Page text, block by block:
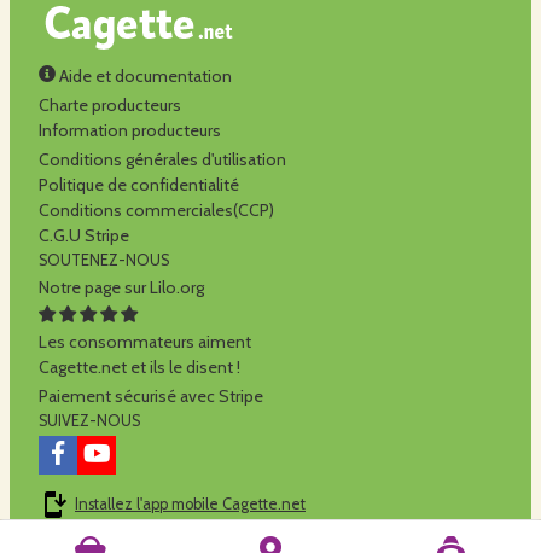
Aide et documentation
Charte producteurs
Information producteurs
Conditions générales d'utilisation
Politique de confidentialité
Conditions commerciales(CCP)
C.G.U Stripe
SOUTENEZ-NOUS
Notre page sur Lilo.org
Les consommateurs aiment
Cagette.net et ils le disent !
Paiement sécurisé avec Stripe
SUIVEZ-NOUS
Installez l'app mobile Cagette.net
Cagette.net est réalisé par la SCOP Alilo